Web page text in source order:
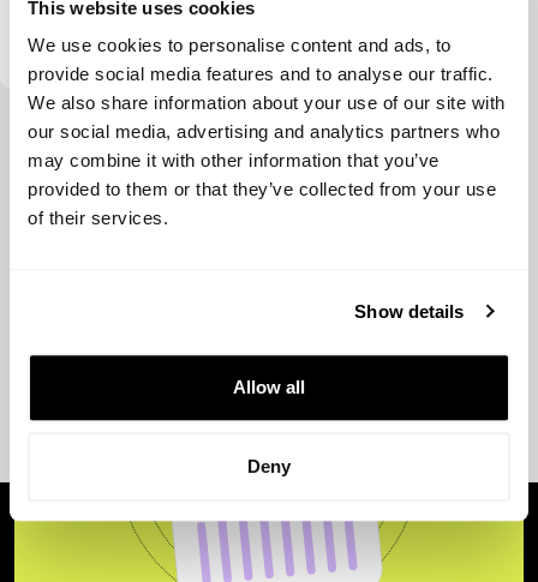
This website uses cookies
We use cookies to personalise content and ads, to
provide social media features and to analyse our traffic.
We also share information about your use of our site with
our social media, advertising and analytics partners who
may combine it with other information that you’ve
provided to them or that they’ve collected from your use
of their services.
Show details
Allow all
Deny
Ver más